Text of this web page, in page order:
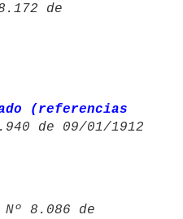
de
(referencias
de 09/01/1912
Nº 8.086 de